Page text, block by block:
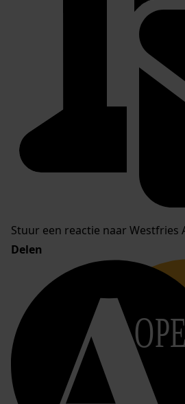
Stuur een reactie naar Westfries
Delen